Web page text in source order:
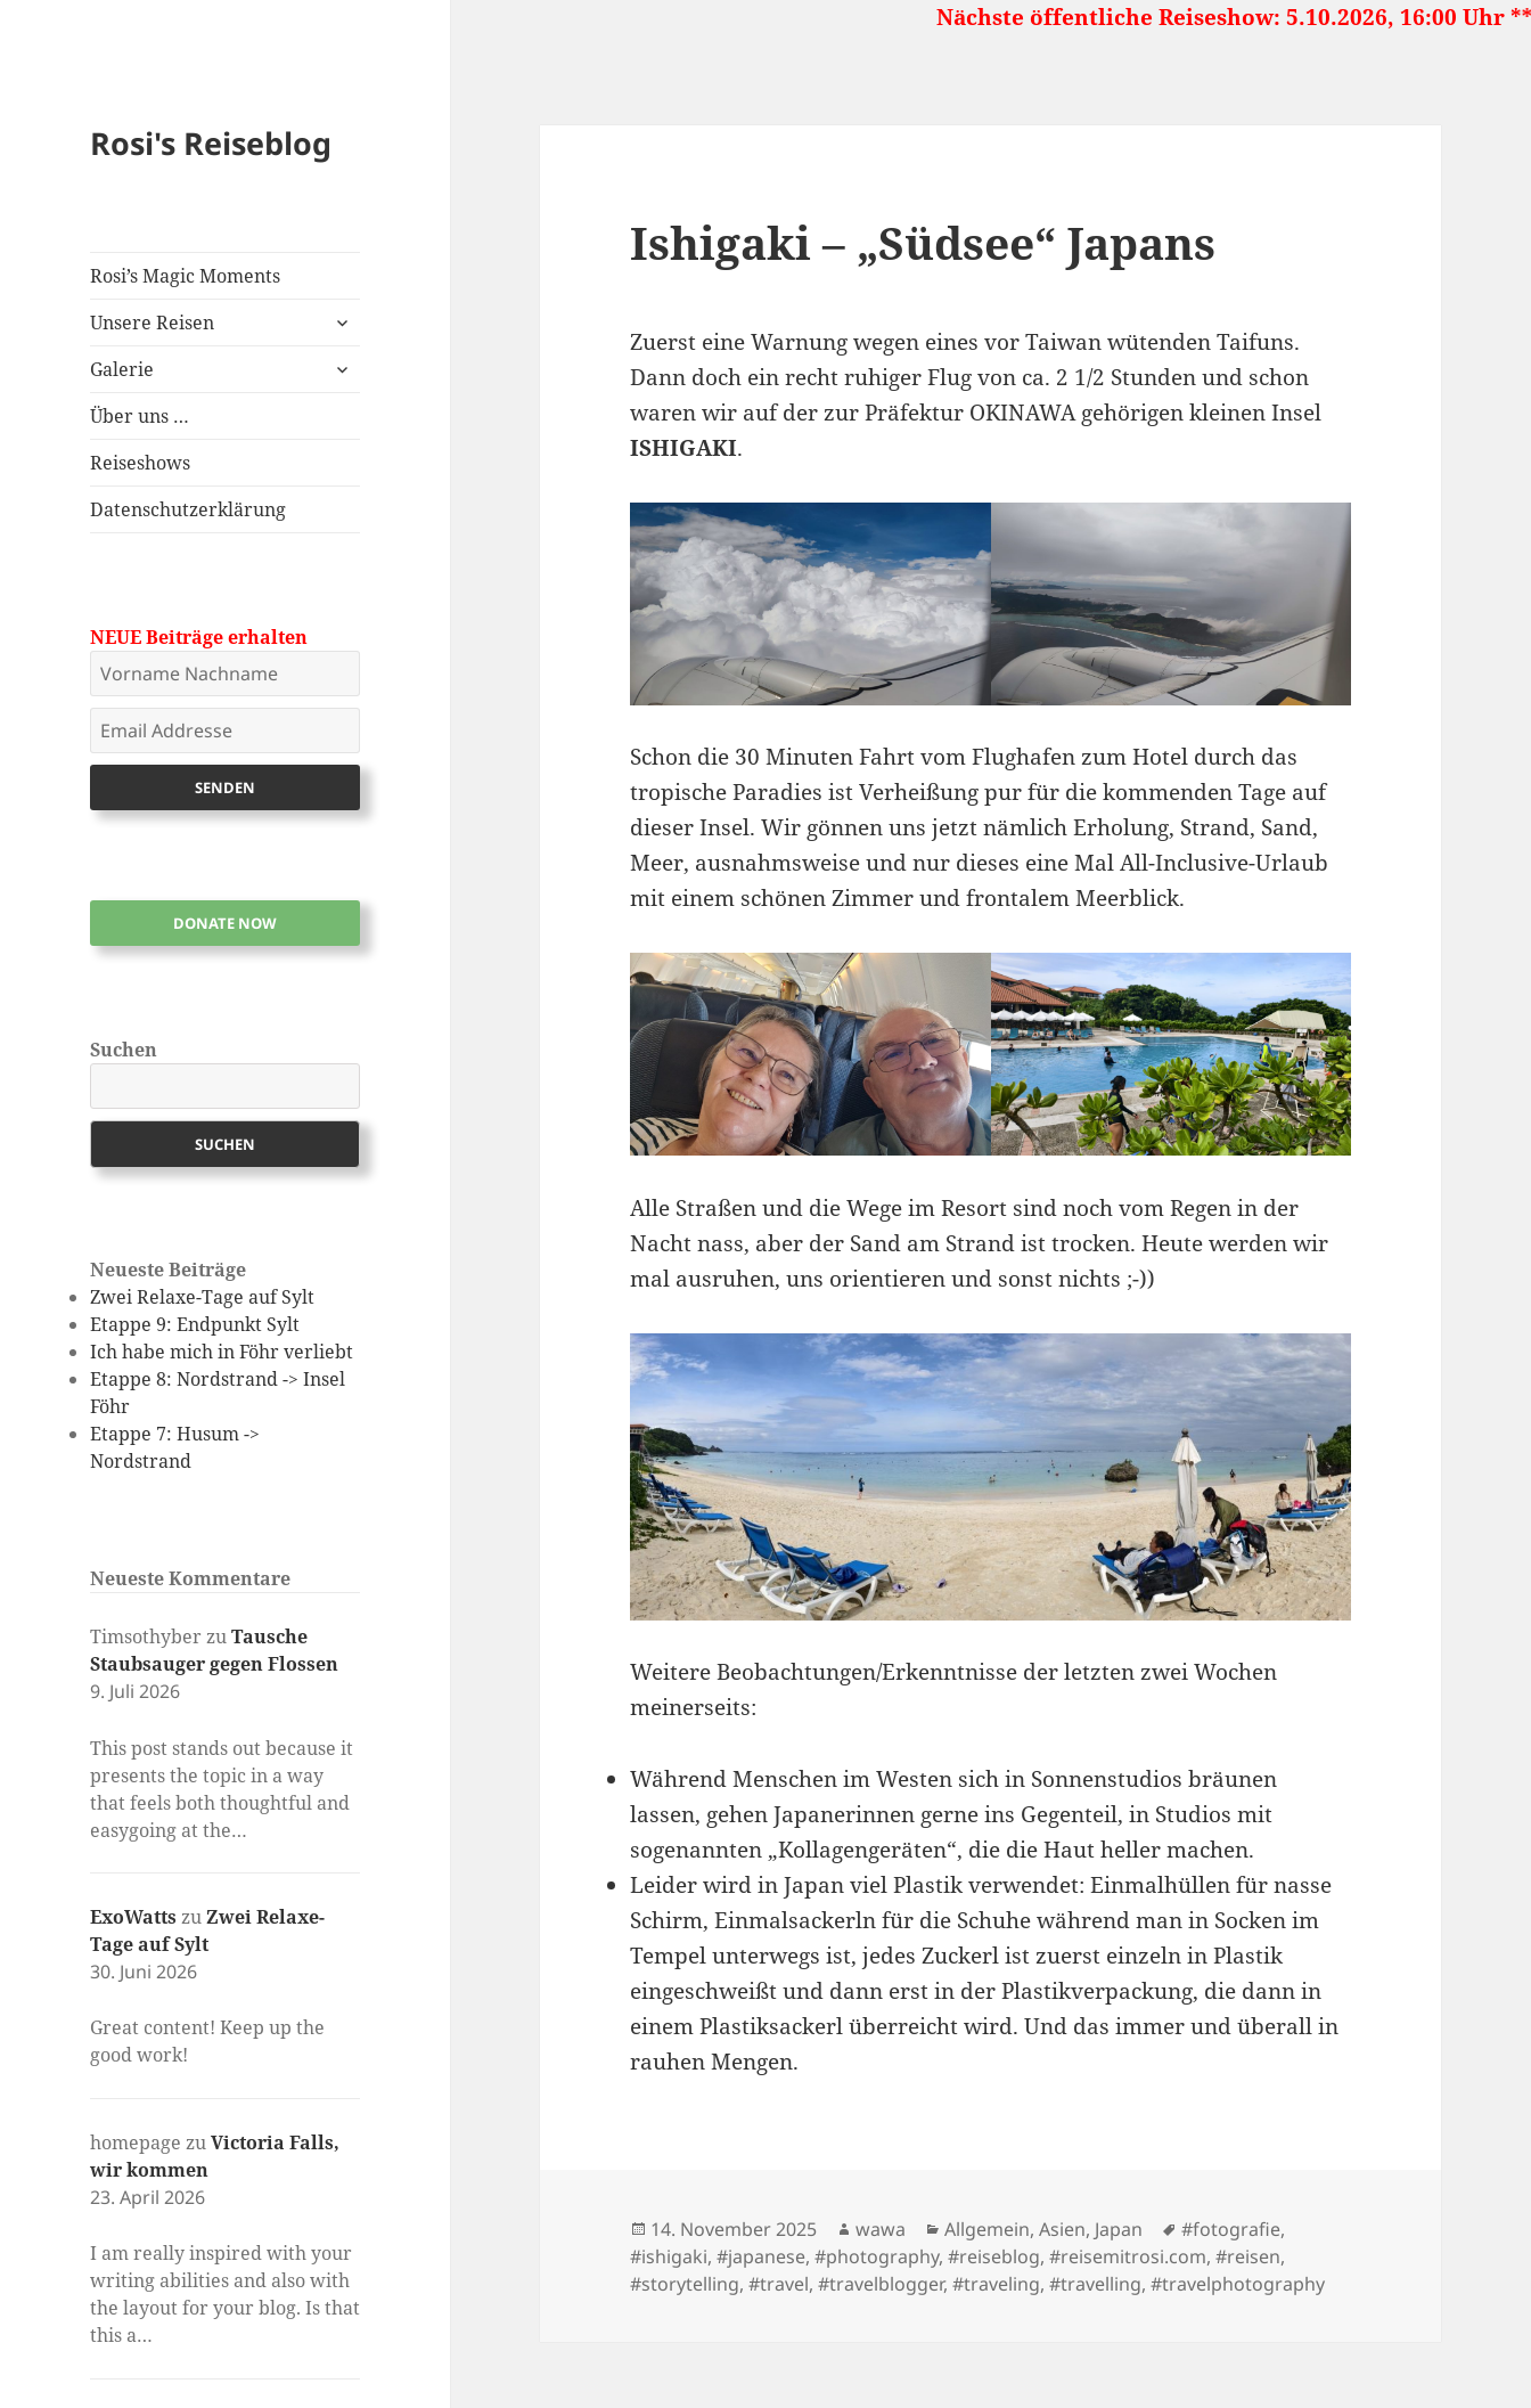
Nächste öffentliche Reiseshow: 5.10.2026, 16:00 Uhr *****
Rosi's Reiseblog
Rosi’s Magic Moments
Unsere Reisen
expand
menu
Galerie
expand
Über uns …
Reiseshows
Datenschutzerklärung
NEUE Beiträge erhalten
DONATE NOW
Suchen
SUCHEN
Neueste Beiträge
Zwei Relaxe-Tage auf Sylt
Etappe 9: Endpunkt Sylt
Ich habe mich in Föhr verliebt
Etappe 8: Nordstrand -> Insel
Föhr
Etappe 7: Husum ->
Nordstrand
Neueste Kommentare
Timsothyber zuTausche
Staubsauger gegen Flossen
9. Juli 2026
This post stands out because it
presents the topic in a way
that feels both thoughtful and
easygoing at the…
ExoWatts zuZwei Relaxe-
Tage auf Sylt
30. Juni 2026
Great content! Keep up the
good work!
homepage zuVictoria Falls,
wir kommen
23. April 2026
I am really inspired with your
writing abilities and also with
the layout for your blog. Is that
this a…
Ishigaki – „Südsee“ Japans
Zuerst eine Warnung wegen eines vor Taiwan wütenden Taifuns.
Dann doch ein recht ruhiger Flug von ca. 2 1/2 Stunden und schon
waren wir auf der zur Präfektur OKINAWA gehörigen kleinen Insel
ISHIGAKI.
Schon die 30 Minuten Fahrt vom Flughafen zum Hotel durch das
tropische Paradies ist Verheißung pur für die kommenden Tage auf
dieser Insel. Wir gönnen uns jetzt nämlich Erholung, Strand, Sand,
Meer, ausnahmsweise und nur dieses eine Mal All-Inclusive-Urlaub
mit einem schönen Zimmer und frontalem Meerblick.
Alle Straßen und die Wege im Resort sind noch vom Regen in der
Nacht nass, aber der Sand am Strand ist trocken. Heute werden wir
mal ausruhen, uns orientieren und sonst nichts ;-))
Weitere Beobachtungen/Erkenntnisse der letzten zwei Wochen
meinerseits:
Während Menschen im Westen sich in Sonnenstudios bräunen
lassen, gehen Japanerinnen gerne ins Gegenteil, in Studios mit
sogenannten „Kollagengeräten“, die die Haut heller machen.
Leider wird in Japan viel Plastik verwendet: Einmalhüllen für nasse
Schirm, Einmalsackerln für die Schuhe während man in Socken im
Tempel unterwegs ist, jedes Zuckerl ist zuerst einzeln in Plastik
eingeschweißt und dann erst in der Plastikverpackung, die dann in
einem Plastiksackerl überreicht wird. Und das immer und überall in
rauhen Mengen.
Posted
on
14. November 2025 Author
wawa Categories
Allgemein,Asien, Japan Tags
#fotografie,
#ishigaki,#japanese,#photography,#reiseblog,#reisemitrosi.com,#reisen,
#storytelling,#travel,#travelblogger,#traveling,#travelling,#travelphotography